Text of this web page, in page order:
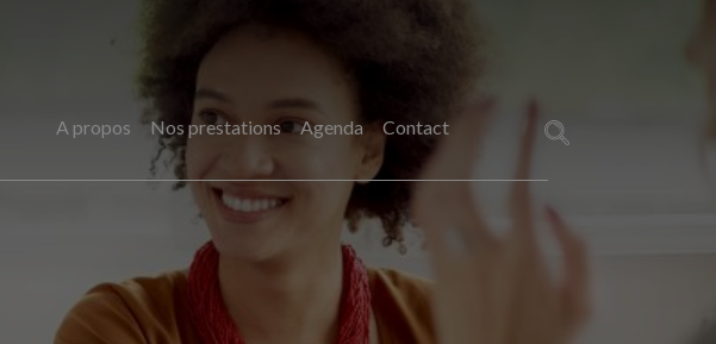
A propos Nos prestations Agenda Contact
Rechercher :